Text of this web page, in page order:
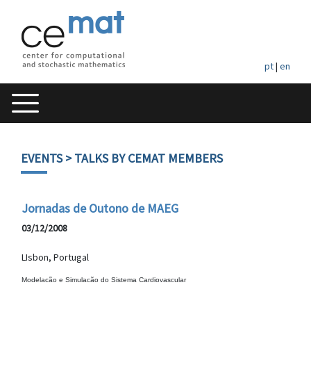
pt| en
EVENTS> TALKS BY CEMAT MEMBERS
Jornadas de Outono de MAEG
03/12/2008
LIsbon, Portugal
Modelacão e Simulacão do Sistema Cardiovascular